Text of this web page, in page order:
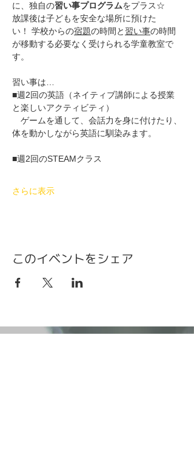
に、独自の習い事プログラムをプラス☆
放課後は子どもを安全な場所に預けた
い！ 学校からの宿題の時間と 習い事の時間
が移動する必要なく受けられる学童教室で
す。
習い事は…
■週2回の英語（ネイティブ講師による授業
と楽しいアクティビティ）
ゲームを通して、会話力を身に付けたり、
体を動かしながら英語に馴染みます。
■週2回のSTEAMクラス
さらに表示
このイベントをシェア